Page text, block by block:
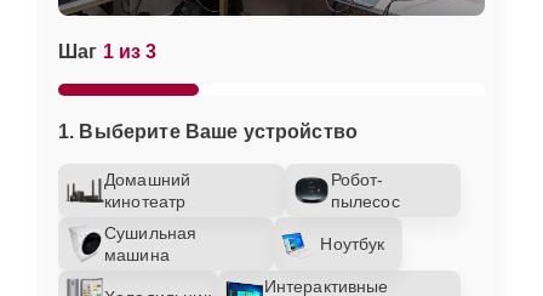
Шаг 1 из 3
1. Выберите Ваше устройство
Домашний
кинотеатр
Робот-
пылесос
Сушильная
машина
Ноутбук
Интерактивные